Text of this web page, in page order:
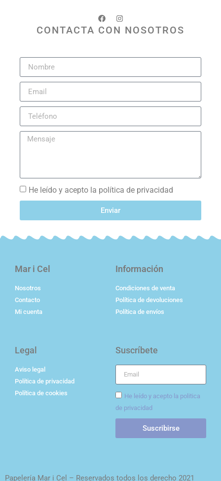
CONTACTA CON NOSOTROS
He leído y acepto la política de privacidad
Enviar
Mar i Cel
Nosotros
Contacto
Mi cuenta
Información
Condiciones de venta
Política de devoluciones
Política de envíos
Legal
Aviso legal
Política de privacidad
Política de cookies
Suscríbete
He leído y acepto la politica
de privacidad
Suscribirse
Papelería Mar i Cel – Reservados todos los derecho 2021